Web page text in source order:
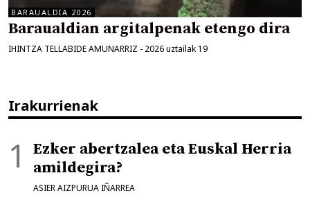
BARAUALDIA 2026
Baraualdian argitalpenak etengo dira
IHINTZA TELLABIDE AMUNARRIZ - 2026 uztailak 19
Irakurrienak
Ezker abertzalea eta Euskal Herria
amildegira?
ASIER AIZPURUA IÑARREA